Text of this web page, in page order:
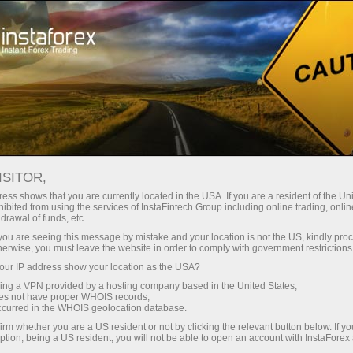
Трейдерів Торгові умови
Торгові інструменти
#BITCOIN
Bitcoin
64319.8 (%) 07 Aug 2026 06:01
Купити
64319.8
64319.55
shows that you are currently located in the USA. If you are a resident of the
from using the services of InstaFintech Group including online trading,
of funds, etc.
are seeing this message by mistake and your location is not the US, kindly
you must leave the website in order to comply with government
IP address show your location as the USA?
a VPN provided by a hosting company based in the United States;
not have proper WHOIS records;
in the WHOIS geolocation database.
whether you are a US resident or not by clicking the relevant button below. If
being a US resident, you will not be able to open an account with InstaForex